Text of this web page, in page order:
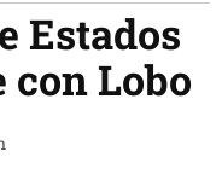
Estados
con Lobo